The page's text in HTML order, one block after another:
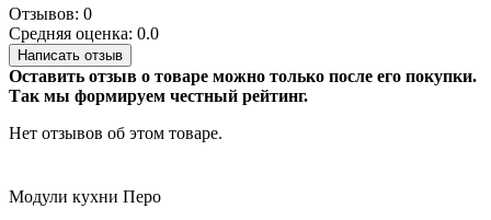
Отзывов: 0
Средняя оценка: 0.0
Написать отзыв
Оставить отзыв о товаре можно только после его покупки.
Так мы формируем честный рейтинг.
Нет отзывов об этом товаре.
Модули кухни Перо